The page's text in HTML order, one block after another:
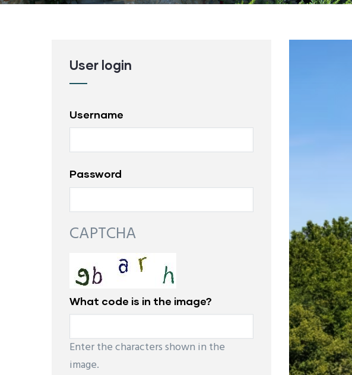
User login
Username
Password
CAPTCHA
What code is in the image?
Enter the characters shown in the
image.